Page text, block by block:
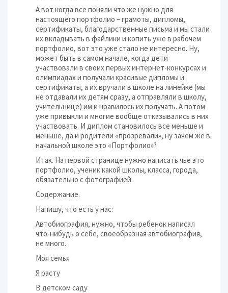
А вот когда все поняли что же нужно для
настоящего портфолио – грамоты, дипломы,
сертификаты, благодарственные письма и мы стали
их вкладывать в файлики и копить уже в рабочем
портфолио, вот это уже стало не интересно. Ну,
может быть в самом начале, когда дети
участвовали в своих первых интернет-конкурсах и
олимпиадах и получали красивые дипломы и
сертификаты, а их вручали в школе на линейке (мы
не отдавали их детям сразу, а отправляли в школу,
учительнице) им и нравилось их получать. А потом
уже привыкли и многие вообще отказывались в них
участвовать. И диплом становилось все меньше и
меньше, да и родители «прозревали», ну зачем же в
начальной школе это «Портфолио»?
Итак. На первой странице нужно написать чье это
портфолио, ученик какой школы, класса, города,
обязательно с фотографией.
Содержание.
Напишу, что есть у нас:
Автобиография, нужно, чтобы ребенок написал
что-нибудь о себе, своеобразная автобиография,
не много.
Моя семья
Я расту
В детском саду